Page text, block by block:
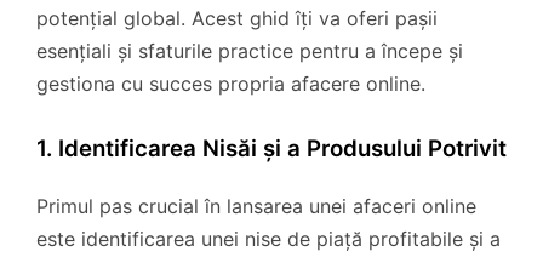
potențial global. Acest ghid îți va oferi pașii
esențiali și sfaturile practice pentru a începe și
gestiona cu succes propria afacere online.
1. Identificarea Nisăi și a Produsului Potrivit
Primul pas crucial în lansarea unei afaceri online
este identificarea unei nise de piață profitabile și a